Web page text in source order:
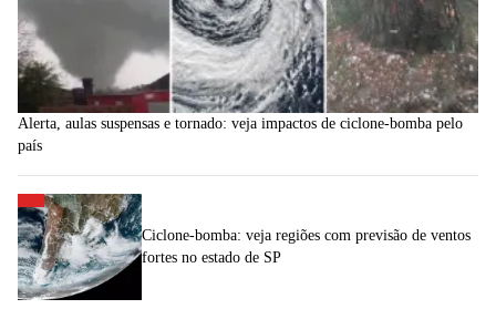
Alerta, aulas suspensas e tornado: veja impactos de ciclone-bomba pelo
país
Ciclone-bomba: veja regiões com previsão de ventos
fortes no estado de SP